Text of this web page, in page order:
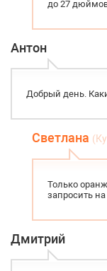
до 27
Антон
Добрый день.
Светлана
Только
запросить
Дмитрий